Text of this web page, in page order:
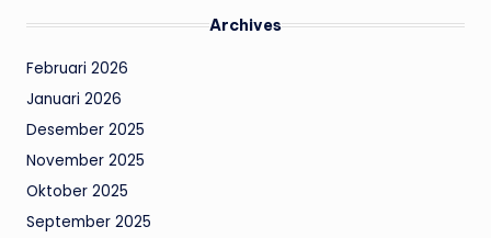
Archives
Februari 2026
Januari 2026
Desember 2025
November 2025
Oktober 2025
September 2025